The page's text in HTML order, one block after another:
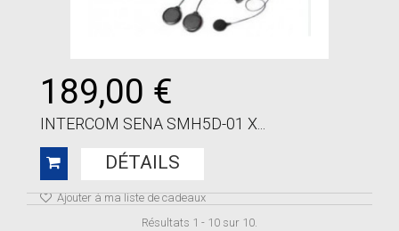
189,00 €
INTERCOM SENA SMH5D-01 X...
DÉTAILS
Ajouter à ma liste de cadeaux
Résultats 1 - 10 sur 10.